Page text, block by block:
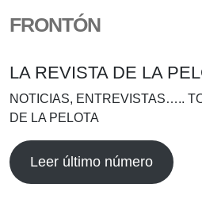
FRONTÓN
LA REVISTA DE LA
NOTICIAS, ENTREVISTAS…..
DE LA PELOTA
Leer último número